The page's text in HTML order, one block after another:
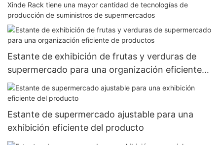
Xinde Rack tiene una mayor cantidad de tecnologías de
producción de suministros de supermercados
Estante de exhibición de frutas y verduras de
supermercado para una organización eficiente
de productos
Estante de supermercado ajustable para una
exhibición eficiente del producto